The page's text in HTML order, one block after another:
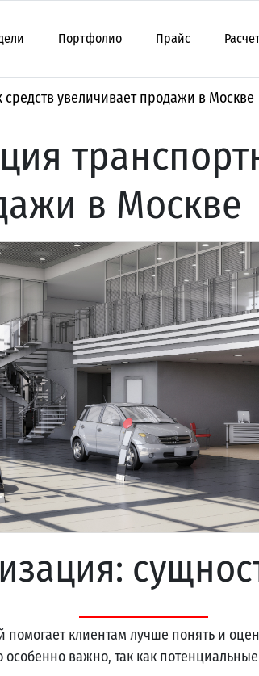
Портфолио Прайс
увеличивает продажи в Москве
в Москве
клиентам лучше понять и
важно, так как